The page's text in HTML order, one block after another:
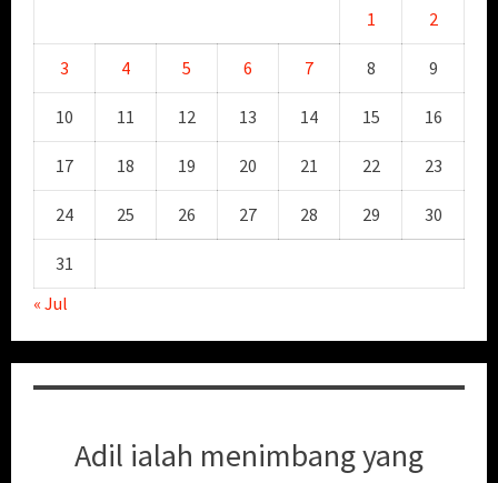
1 2
3 4 5 6 7 8 9
10 11 12 13 14 15 16
17 18 19 20 21 22 23
24 25 26 27 28 29 30
31
« Jul
Adil ialah menimbang yang